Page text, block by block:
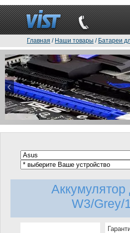
Главная / Наши товары / Батареи
W3/Grey/